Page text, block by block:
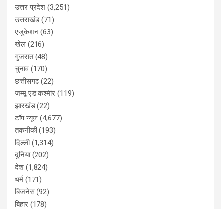
उत्तर प्रदेश (3,251)
उत्तराखंड(71)
एजुकेशन (63)
खेल (216)
गुजरात(48)
चुनाव(170)
छत्तीसगढ़(22)
जम्मू एंड कश्मीर (119)
झारखंड(22)
टॉप न्यूज (4,677)
तकनीकी(193)
दिल्ली(1,314)
दुनिया(202)
देश (1,824)
धर्म (171)
बिजनेस(92)
बिहार (178)